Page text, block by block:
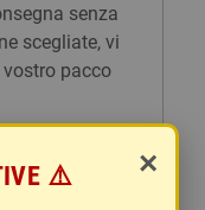
senza
scegliate, vi
pacco
postali. I costi
×
⚠️